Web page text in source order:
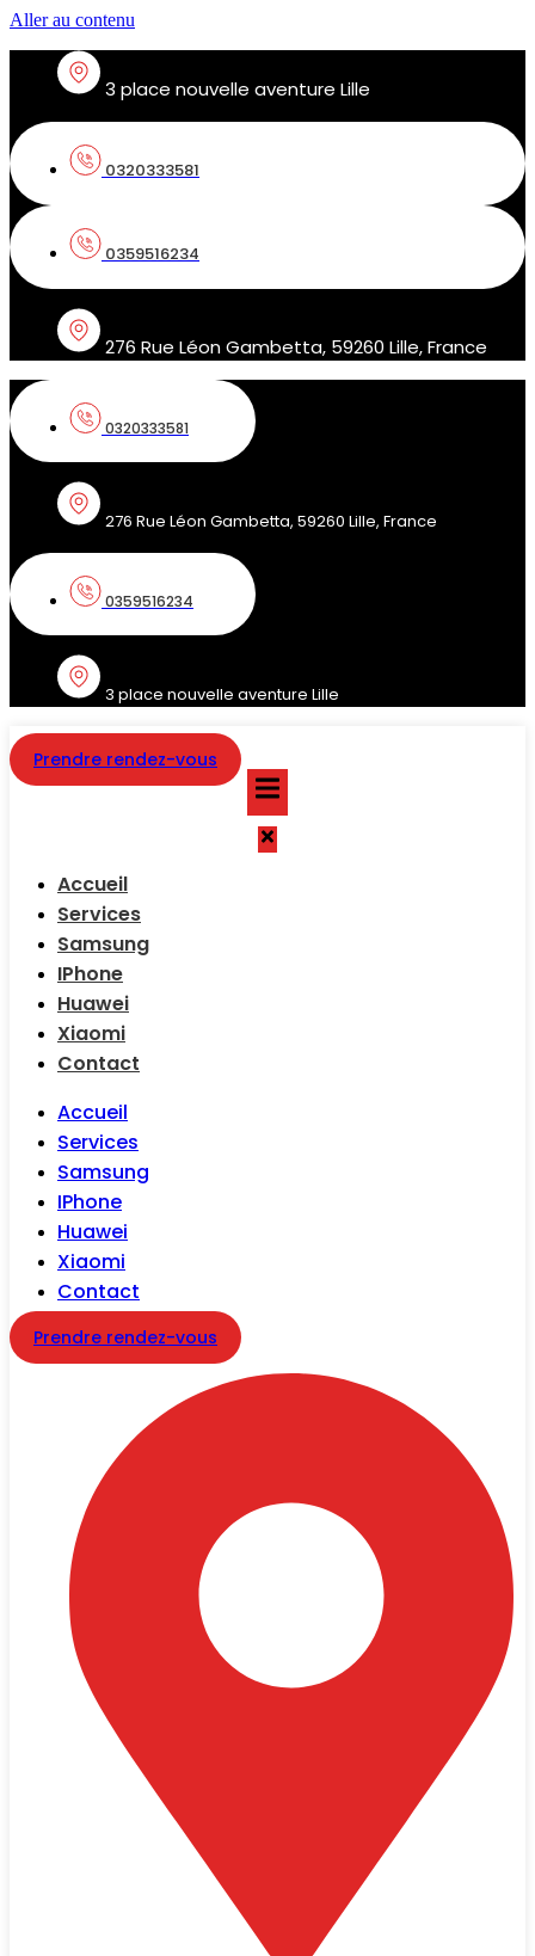
Aller au contenu
3 place nouvelle aventure Lille
0320333581
0359516234
276 Rue Léon Gambetta, 59260 Lille, France
0320333581
276 Rue Léon Gambetta, 59260 Lille, France
0359516234
3 place nouvelle aventure Lille
Prendre rendez-vous
Accueil
Services
Samsung
IPhone
Huawei
Xiaomi
Contact
Accueil
Services
Samsung
IPhone
Huawei
Xiaomi
Contact
Prendre rendez-vous